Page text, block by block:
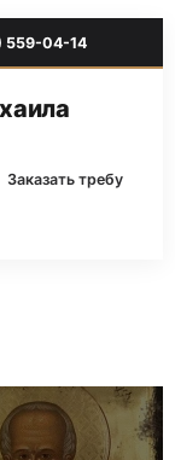
559-04-14
Заказать требу